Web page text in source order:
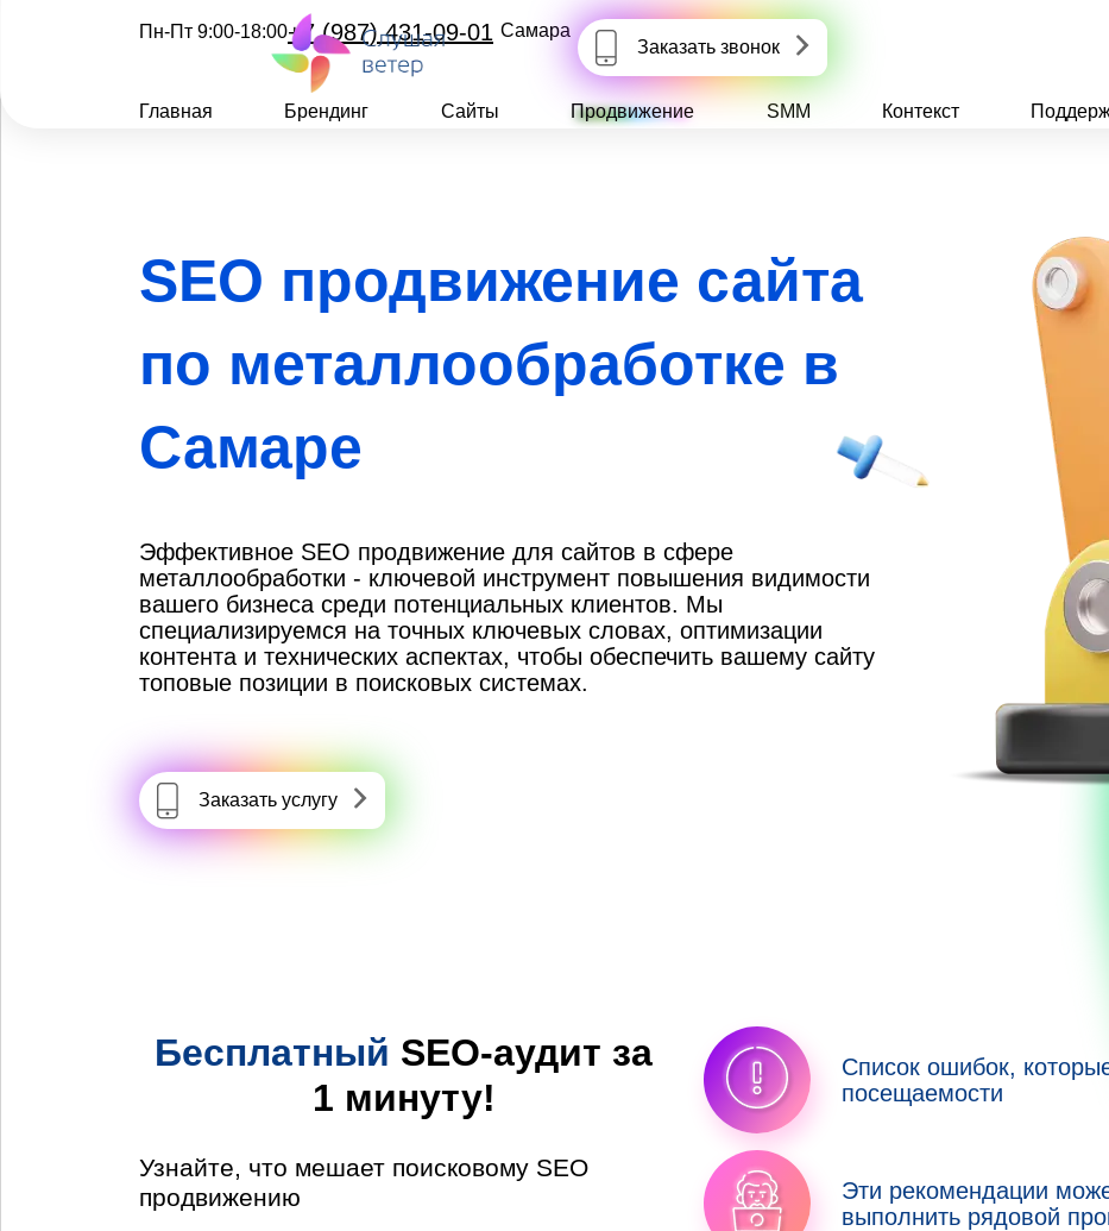
Пн-Пт 9:00-18:00+7 (987) 431-09-01 Самара
Заказать звонок
Главная Брендинг Сайты Продвижение SMM Контекст
SEO продвижение сайта
по металлообработке в
Самаре
Эффективное SEO продвижение для сайтов в сфере
металлообработки - ключевой инструмент повышения видимости
вашего бизнеса среди потенциальных клиентов. Мы
специализируемся на точных ключевых словах, оптимизации
контента и технических аспектах, чтобы обеспечить вашему сайту
топовые позиции в поисковых системах.
Заказать услугу
Бесплатный SEO-аудит за
1 минуту!
Узнайте, что мешает поисковому SEO
продвижению
Список ошибок,
посещаемости
Эти рекомендации
выполнить рядовой